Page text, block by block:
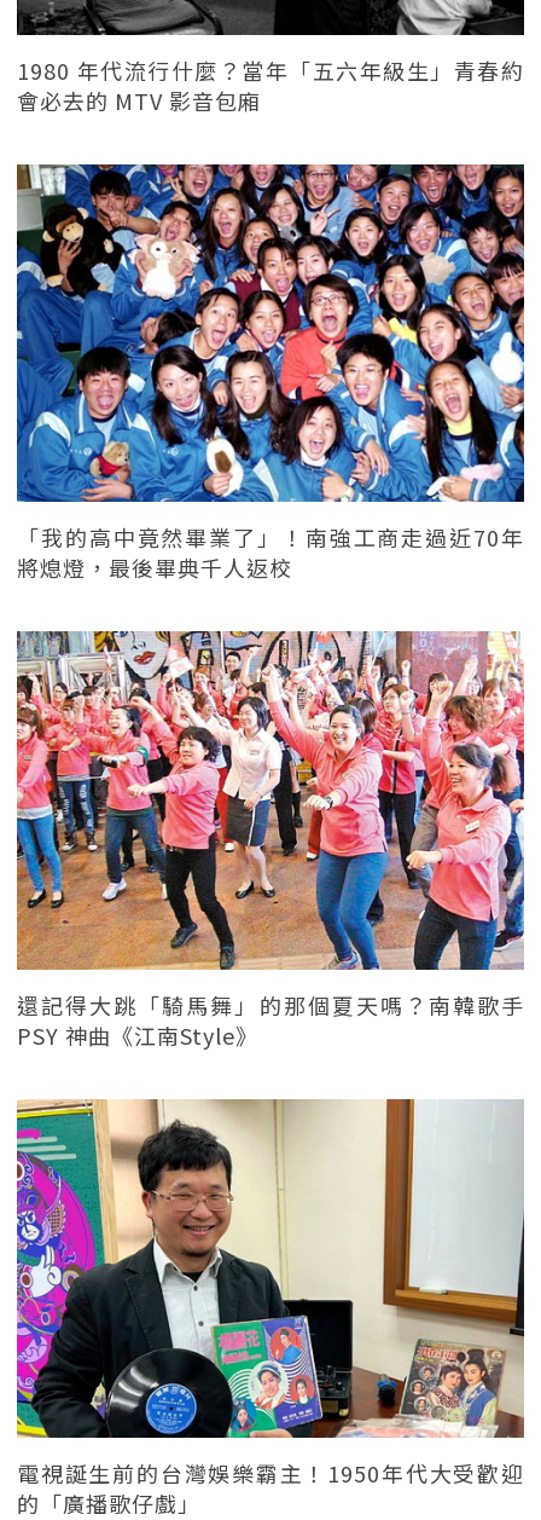
1980 年代流行什麼？當年「五六年級生」青春約
會必去的 MTV 影音包廂
「我的高中竟然畢業了」！南強工商走過近70年
將熄燈，最後畢典千人返校
還記得大跳「騎馬舞」的那個夏天嗎？南韓歌手
PSY 神曲《江南Style》
電視誕生前的台灣娛樂霸主！1950年代大受歡迎
的「廣播歌仔戲」